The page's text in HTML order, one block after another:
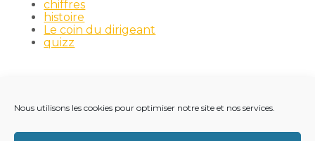
Nous utilisons les cookies pour optimiser notre site et nos services.
chiffres
histoire
Le coin du dirigeant
quizz
Principale